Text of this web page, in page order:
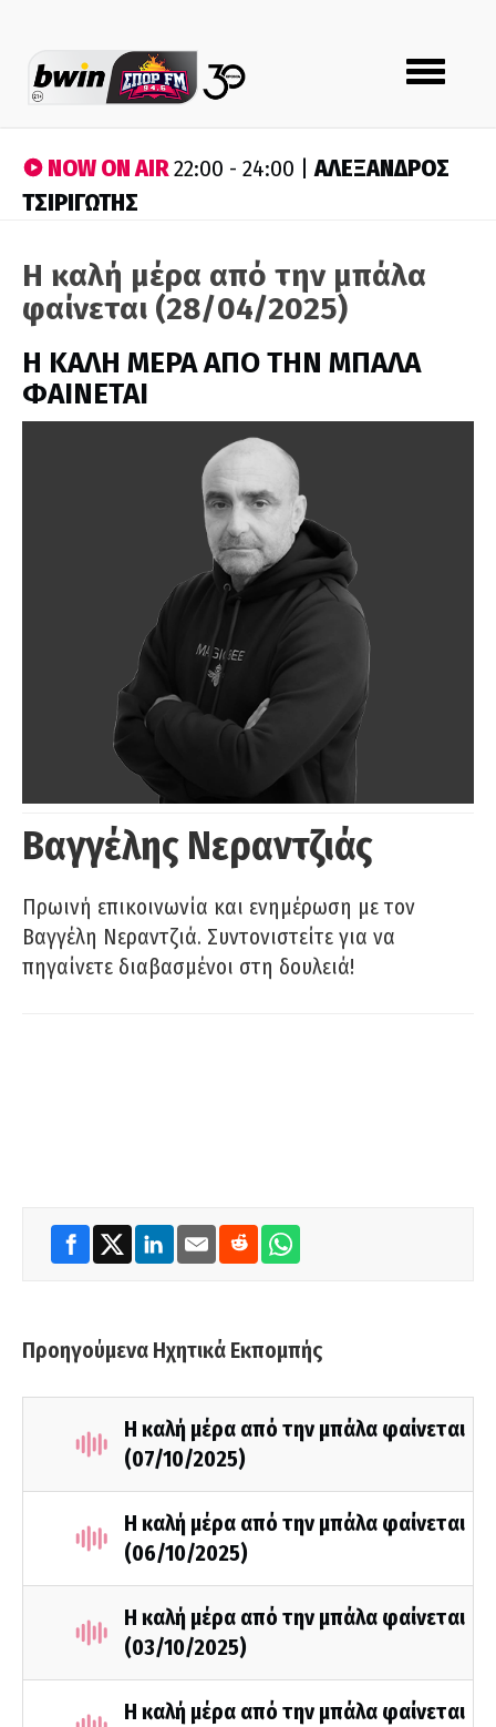
Toggle
navigation
NOW ON AIR22:00 - 24:00 |ΑΛΕΞΑΝΔΡΟΣ
ΤΣΙΡΙΓΩΤΗΣ
Η καλή μέρα από την μπάλα
φαίνεται (28/04/2025)
H ΚΑΛΗ ΜΕΡΑ ΑΠΟ ΤΗΝ ΜΠΑΛΑ
ΦΑΙΝΕΤΑΙ
Βαγγέλης Νεραντζιάς
Πρωινή επικοινωνία και ενημέρωση με τον
Βαγγέλη Νεραντζιά. Συντονιστείτε για να
πηγαίνετε διαβασμένοι στη δουλειά!
Προηγούμενα Ηχητικά Εκπομπής
Η καλή μέρα από την μπάλα φαίνεται
(07/10/2025)
Η καλή μέρα από την μπάλα φαίνεται
(06/10/2025)
Η καλή μέρα από την μπάλα φαίνεται
(03/10/2025)
Η καλή μέρα από την μπάλα φαίνεται